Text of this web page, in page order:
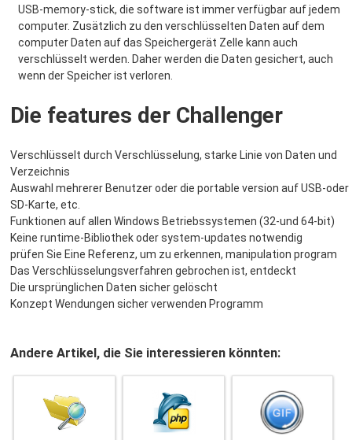
USB-memory-stick, die software ist immer verfügbar auf jedem
computer. Zusätzlich zu den verschlüsselten Daten auf dem
computer Daten auf das Speichergerät Zelle kann auch
verschlüsselt werden. Daher werden die Daten gesichert, auch
wenn der Speicher ist verloren.
Die features der Challenger
Verschlüsselt durch Verschlüsselung, starke Linie von Daten und
Verzeichnis
Auswahl mehrerer Benutzer oder die portable version auf USB-oder
SD-Karte, etc.
Funktionen auf allen Windows Betriebssystemen (32-und 64-bit)
Keine runtime-Bibliothek oder system-updates notwendig
prüfen Sie Eine Referenz, um zu erkennen, manipulation program
Das Verschlüsselungsverfahren gebrochen ist, entdeckt
Die ursprünglichen Daten sicher gelöscht
Konzept Wendungen sicher verwenden Programm
Andere Artikel, die Sie interessieren könnten: